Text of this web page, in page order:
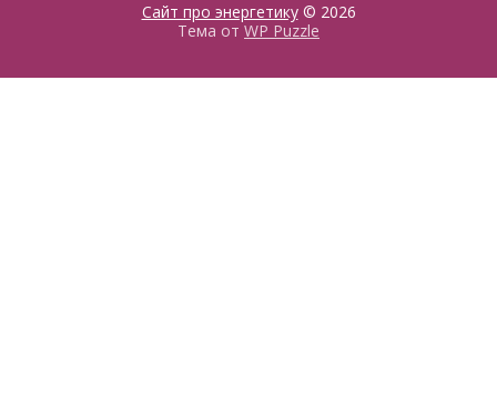
Сайт про энергетику© 2026
Тема от WP Puzzle